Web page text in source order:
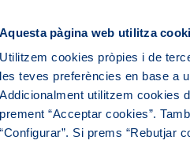
Aquesta pàgina web utilitza
Utilitzem cookies pròpies i de
les teves preferències en base a
Addicionalment utilitzem cookies
prement “Acceptar cookies”.
“Configurar”. Si prems “Rebutjar
El teu servei